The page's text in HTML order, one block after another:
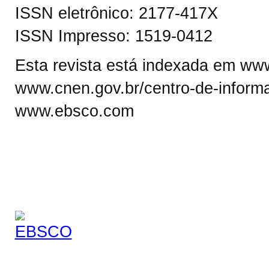
ISSN eletrônico: 2177-417X
ISSN Impresso: 1519-0412
Esta revista está indexada em
www.cnen.gov.br/centro-de-
www.ebsco.com